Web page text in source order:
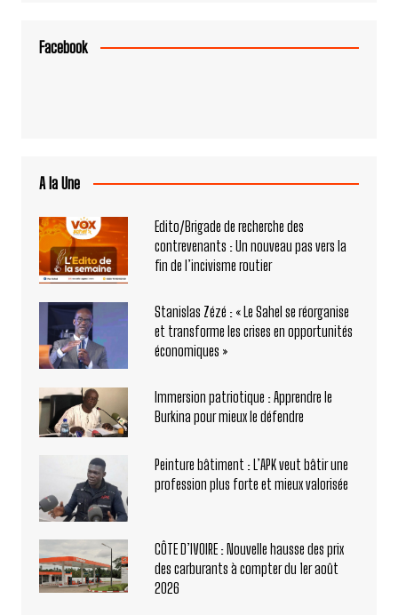
Facebook
A la Une
Edito/Brigade de recherche des
contrevenants : Un nouveau pas vers la
fin de l’incivisme routier
Stanislas Zézé : « Le Sahel se réorganise
et transforme les crises en opportunités
économiques »
Immersion patriotique : Apprendre le
Burkina pour mieux le défendre
Peinture bâtiment : L’APK veut bâtir une
profession plus forte et mieux valorisée
CÔTE D’IVOIRE : Nouvelle hausse des prix
des carburants à compter du 1er août
2026